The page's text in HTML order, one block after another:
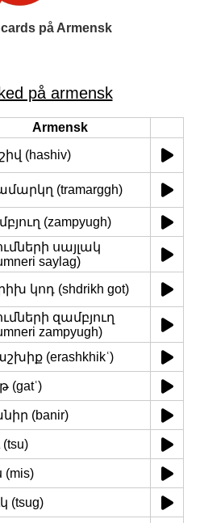
på Armensk
på armensk
Armensk
(hashiv)
(tramarggh)
(zampyugh)
սայլակ
saylag)
կոդ (shdrikh got)
զամբյուղ
zampyugh)
(erashkhikʿ)
(gatʿ)
(banir)
(tsu)
(mis)
(tsug)